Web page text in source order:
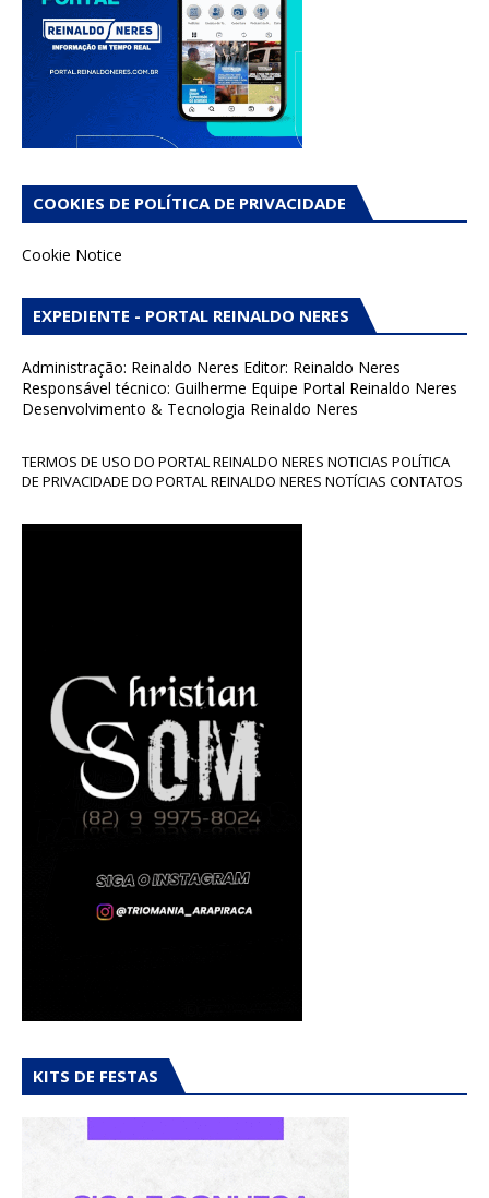
COOKIES DE POLÍTICA DE PRIVACIDADE
Cookie Notice
EXPEDIENTE - PORTAL REINALDO NERES
Administração: Reinaldo Neres Editor: Reinaldo Neres
Responsável técnico: Guilherme Equipe Portal Reinaldo Neres
Desenvolvimento & Tecnologia Reinaldo Neres
TERMOS DE USO DO PORTAL REINALDO NERES NOTICIAS POLÍTICA
DE PRIVACIDADE DO PORTAL REINALDO NERES NOTÍCIAS CONTATOS
KITS DE FESTAS